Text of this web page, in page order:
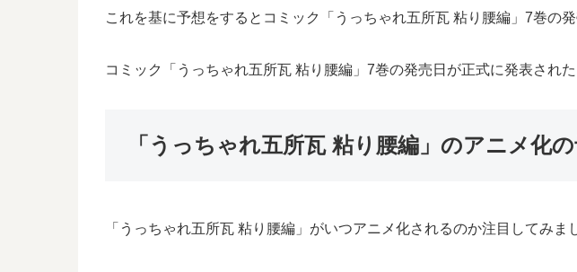
これを基に予想をするとコミック「うっちゃれ五所瓦 粘り腰編」7巻の
コミック「うっちゃれ五所瓦 粘り腰編」7巻の発売日が正式に発表された
「うっちゃれ五所瓦 粘り腰編」のアニメ化
「うっちゃれ五所瓦 粘り腰編」がいつアニメ化されるのか注目してみま